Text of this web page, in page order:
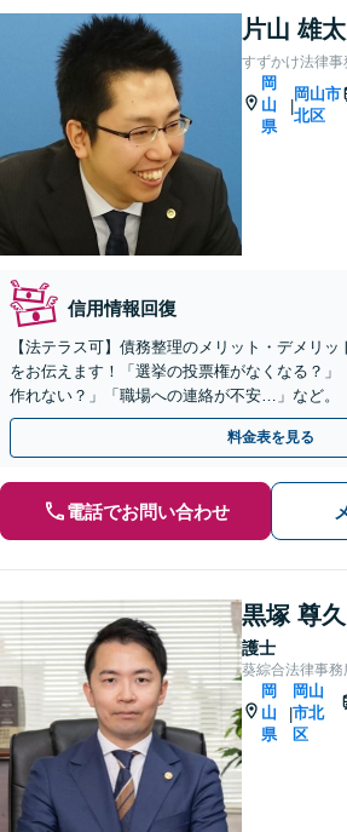
片山 雄太
すずかけ法律事
岡
山
県
|
岡山市
北区
信用情報回復
【法テラス可】債務整理のメリット・デメリ
をお伝えます！「選挙の投票権がなくなる？」
作れない？」「職場への連絡が不安…」など。
理・個人再生」あなたに合った方法をご提案【
料金表を見る
電話でお問い合わせ
黒塚 尊久
護士
葵綜合法律事務
岡
山
県
|
岡山
市北
区